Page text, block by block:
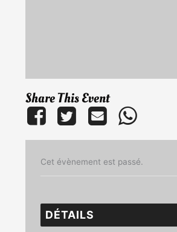
Share This Event
Cet évènement est passé.
DÉTAILS